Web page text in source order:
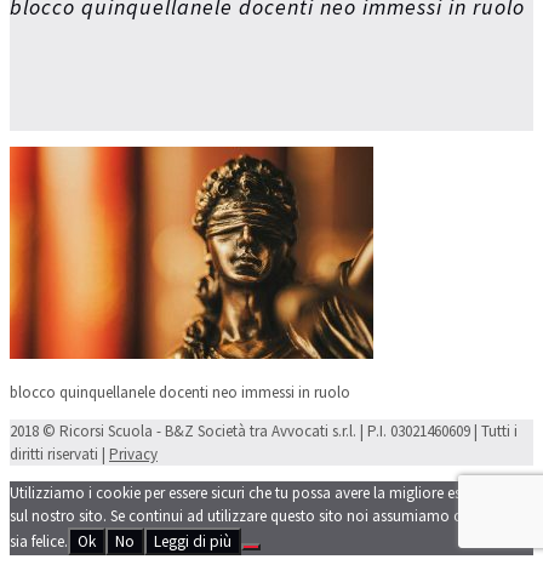
blocco quinquellanele docenti neo immessi in ruolo
blocco quinquellanele docenti neo immessi in ruolo
2018 © Ricorsi Scuola - B&Z Società tra Avvocati s.r.l. | P.I. 03021460609 | Tutti i
diritti riservati | Privacy
Utilizziamo i cookie per essere sicuri che tu possa avere la migliore esperienza
sul nostro sito. Se continui ad utilizzare questo sito noi assumiamo che tu ne
sia felice. Ok No Leggi di più